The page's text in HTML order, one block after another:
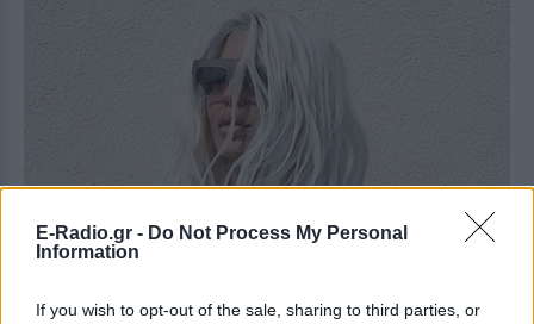
E-Radio.gr - Do Not Process My Personal
Information
If you wish to opt-out of the sale, sharing to third parties, or